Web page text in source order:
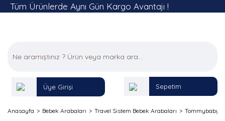
Tüm Ürünlerde Aynı Gün Kargo Avantajı !
Üye Girişi Sepetim
Anasayfa Bebek Arabaları Travel Sistem Bebek Arabaları Tommybaby